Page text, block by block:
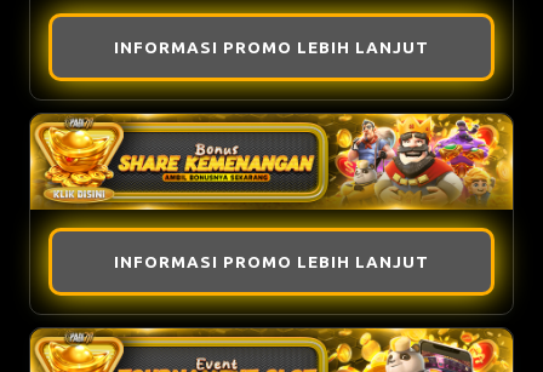
INFORMASI PROMO LEBIH LANJUT
INFORMASI PROMO LEBIH LANJUT